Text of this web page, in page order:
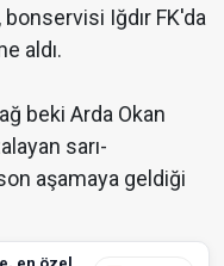
bonservisi Iğdır FK'da
aldı.
beki Arda Okan
sarı-
aşamaya geldiği